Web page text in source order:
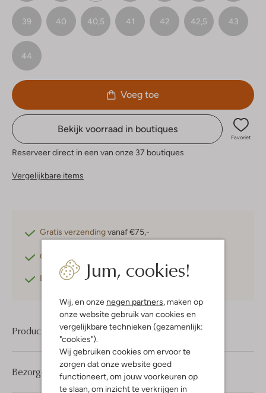
Jum, cookies!
Wij, en onze negen partners, maken op
onze website gebruik van cookies en
vergelijkbare technieken (gezamenlijk:
"cookies").
Wij gebruiken cookies om ervoor te
zorgen dat onze website goed
functioneert, om jouw voorkeuren op
te slaan, om inzicht te verkrijgen in
39 40 40,5 41 42 42,5 43
44
Voeg toe
Bekijk voorraad in boutiques
Favoriet
Reserveer direct in een van onze 37 boutiques
Vergelijkbare items
Gratis verzendingvanaf €75,-
Gratis retourneren
Betaal achterafmet Klarna
Product informatie
Bezorgen & retourneren